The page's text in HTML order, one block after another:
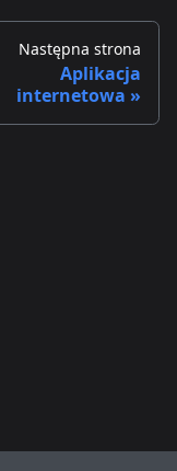
Następna strona
Aplikacja
internetowa